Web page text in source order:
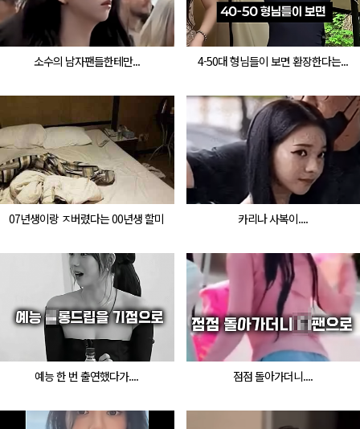
소수의 남자팬들한테만... 4-50대 형님들이 보면 환장한다는...
07년생이랑 ㅈ버렸다는 00년생 할미 카리나 사복이....
예능 한 번 출연했다가.... 점점 돌아가더니....